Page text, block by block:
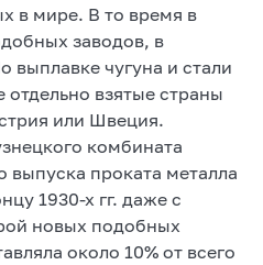
в мире. В то время в
заводов, в
выплавке чугуна и стали
взятые страны
или Швеция.
комбината
выпуска проката металла
1930-х гг. даже с
новых подобных
около 10% от всего